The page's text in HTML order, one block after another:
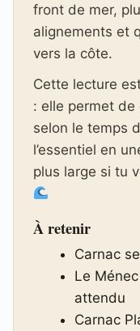
front de mer,
alignements et
vers la côte.
Cette lecture
: elle permet
selon le temps
l’essentiel en
plus large si tu
À retenir
Carnac
Le
attendu
Carnac